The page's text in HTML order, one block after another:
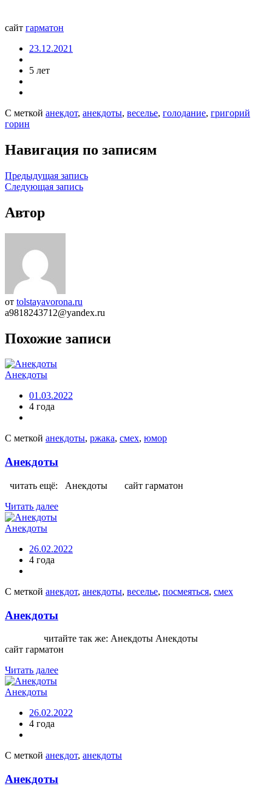
сайт гарматон
23.12.2021
5 лет
С меткой анекдот, анекдоты, веселье, голодание, григорий
горин
Навигация по записям
Предыдущая запись
Следующая запись
Автор
от tolstayavorona.ru
a9818243712@yandex.ru
Похожие записи
Анекдоты
01.03.2022
4 года
С меткой анекдоты, ржака, смех, юмор
Анекдоты
читать ещё: Анекдоты сайт гарматон
Читать далее
Анекдоты
26.02.2022
4 года
С меткой анекдот, анекдоты, веселье, посмеяться, смех
Анекдоты
читайте так же: Анекдоты Анекдоты
сайт гарматон
Читать далее
Анекдоты
26.02.2022
4 года
С меткой анекдот, анекдоты
Анекдоты